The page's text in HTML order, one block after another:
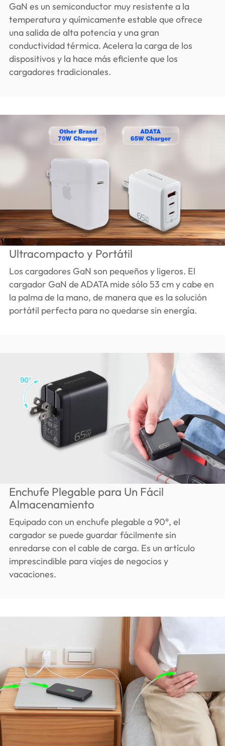
GaN es un semiconductor muy resistente a la
temperatura y químicamente estable que ofrece
una salida de alta potencia y una gran
conductividad térmica. Acelera la carga de los
dispositivos y la hace más eficiente que los
cargadores tradicionales.
Ultracompacto y Portátil
Los cargadores GaN son pequeños y ligeros. El
cargador GaN de ADATA mide sólo 53 cm y cabe en
la palma de la mano, de manera que es la solución
portátil perfecta para no quedarse sin energía.
Enchufe Plegable para Un Fácil
Almacenamiento
Equipado con un enchufe plegable a 90°, el
cargador se puede guardar fácilmente sin
enredarse con el cable de carga. Es un artículo
imprescindible para viajes de negocios y
vacaciones.